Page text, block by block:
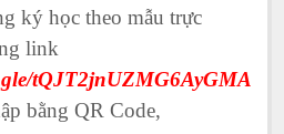
ký học theo mẫu trực
link
tQJT2jnUZMG6AyGMA
bằng QR Code,